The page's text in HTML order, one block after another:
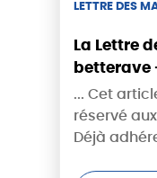
LETTRE DES
La Lettre
betterave
... Cet
réservé
Déjà